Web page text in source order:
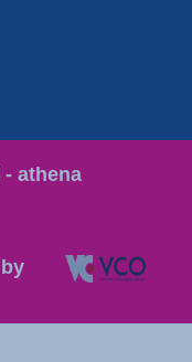
athena